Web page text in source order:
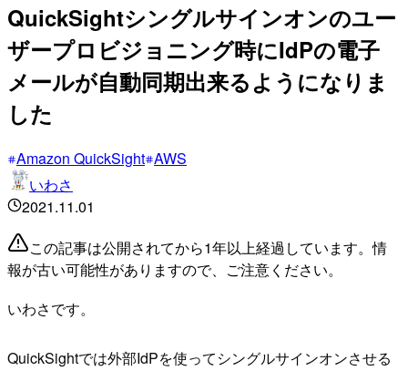
QuickSightシングルサインオンのユー
ザープロビジョニング時にIdPの電子
メールが自動同期出来るようになりま
した
Amazon QuickSight AWS
いわさ
2021.11.01
この記事は公開されてから1年以上経過しています。情
報が古い可能性がありますので、ご注意ください。
いわさです。
QuickSightでは外部IdPを使ってシングルサインオンさせる